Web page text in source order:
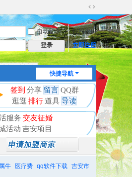
切
换
到
宽
版
自动登录
找回密码
登录 立即注册
快捷导航
签到 分享 留言 QQ群
逛逛 排行道具 导读
服务 交友征婚
活动 吉安项目
属牛 医疗费 qq软件下载 吉安市